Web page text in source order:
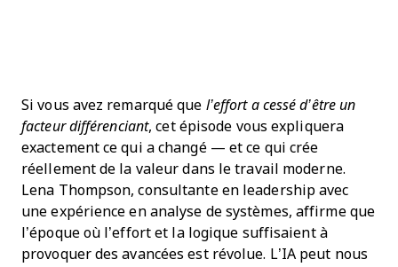
Si vous avez remarqué que l’effort a cessé d’être un
facteur différenciant, cet épisode vous expliquera
exactement ce qui a changé — et ce qui crée
réellement de la valeur dans le travail moderne.
Lena Thompson, consultante en leadership avec
une expérience en analyse de systèmes, affirme que
l’époque où l’effort et la logique suffisaient à
provoquer des avancées est révolue. L’IA peut nous